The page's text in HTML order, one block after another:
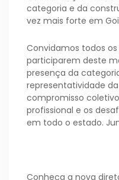
categoria e da
vez mais forte em
Convidamos todos
participarem deste
presença da
representatividade
compromisso
profissional e os
em todo o estado.
Conheça a nova